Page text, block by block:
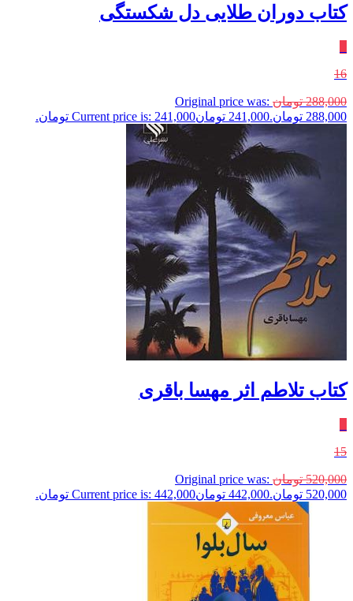
کتاب دوران طلایی دل شکستگی
16
288,000 تومان Original price was:
288,000 تومان.
241,000 تومانCurrent price is: 241,000 تومان.
کتاب تلاطم اثر مهسا باقری
15
520,000 تومان Original price was:
520,000 تومان.
442,000 تومانCurrent price is: 442,000 تومان.